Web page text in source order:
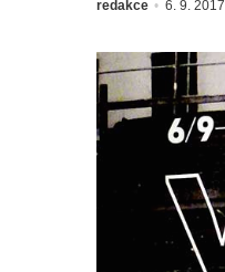
redakce 6. 9. 2017